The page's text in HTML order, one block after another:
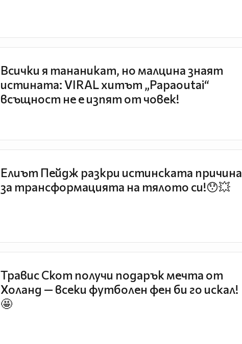
Всички я тананикат, но малцина знаят
истината: VIRAL хитът „Papaoutai“
всъщност не е изпят от човек!
Елиът Пейдж разкри истинската причина
за трансформацията на тялото си!😯💥
Травис Скот получи подарък мечта от
Холанд — всеки футболен фен би го искал!
🤩